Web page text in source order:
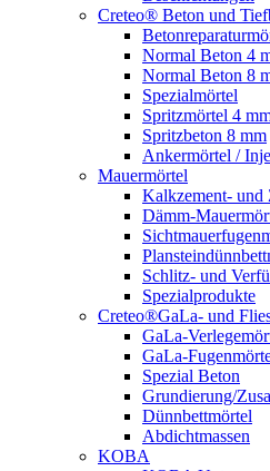
Creteo® Beton und
Normal Beton 4
Normal Beton 8
Spezialmörtel
Spritzmörtel 4
Spritzbeton 8 mm
Ankermörtel /
Mauermörtel
Kalkzement- und
Dämm-
Schlitz- und
Spezialprodukte
Creteo®GaLa- und
GaLa-
GaLa-
Spezial Beton
Grundierung/
Dünnbettmörtel
Abdichtmassen
KOBA